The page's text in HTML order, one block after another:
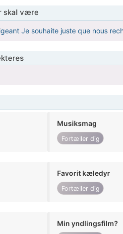
skal være
Je souhaite juste que nous
Musiksmag
Fortæller dig
Favorit kæledyr
Fortæller dig
Min yndlingsfilm?